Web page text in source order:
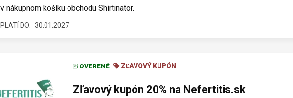
v nákupnom košíku obchodu Shirtinator.
PLATÍ DO: 30.01.2027
OVERENÉ ZĽAVOVÝ KUPÓN
Zľavový kupón 20% na Nefertitis.sk